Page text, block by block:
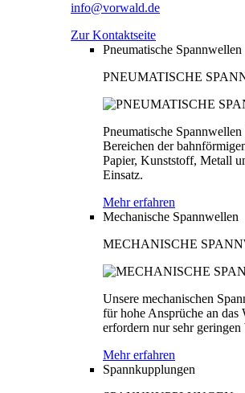
info@vorwald.de
Zur Kontaktseite
Pneumatische Spannwellen
PNEUMATISCHE
Pneumatische
Bereichen der
Papier, Kunststoff, Metall
Einsatz.
Mehr erfahren
Mechanische Spannwellen
MECHANISCHE
Unsere mechanischen
für hohe Ansprüche an das
erfordern nur sehr
Mehr erfahren
Spannkupplungen